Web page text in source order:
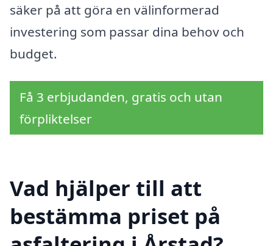
säker på att göra en välinformerad
investering som passar dina behov och
budget.
Få 3 erbjudanden, gratis och utan
förpliktelser
Vad hjälper till att
bestämma priset på